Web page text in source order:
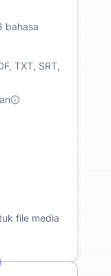
bahasa
TXT, SRT,
file media